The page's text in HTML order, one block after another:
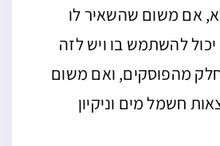
אם משום שהשאיר לו
להשתמש בו ויש לזה
מהפוסקים, ואם משום
חשמל מים וניקיון